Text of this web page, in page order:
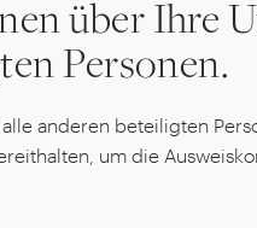
über Ihre
Personen.
anderen beteiligten
um die